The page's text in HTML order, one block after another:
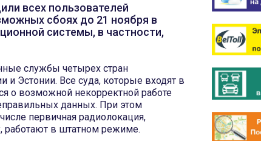
всех пользователей
сбоях до 21 ноября в
системы, в частности,
службы четырех стран
Эстонии. Все суда, которые входят в
о возможной некорректной работе
данных. При этом
первичная радиолокация,
работают в штатном режиме.